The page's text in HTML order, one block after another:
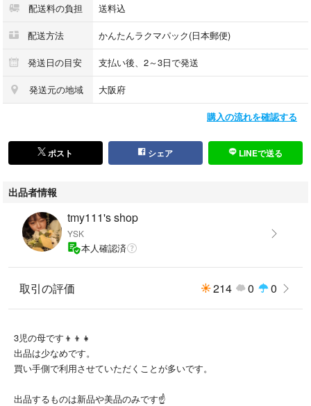
配送料の負担 送料込
配送方法 かんたんラクマパック(日本郵便)
発送日の目安 支払い後、2～3日で発送
発送元の地域 大阪府
購入の流れを確認する
ポスト シェア LINEで送る
出品者情報
tmy111's shop
YSK
本人確認済
取引の評価 214 0 0
3児の母です👦👦👧
出品は少なめです。
買い手側で利用させていただくことが多いです。
出品するものは新品や美品のみです☝️